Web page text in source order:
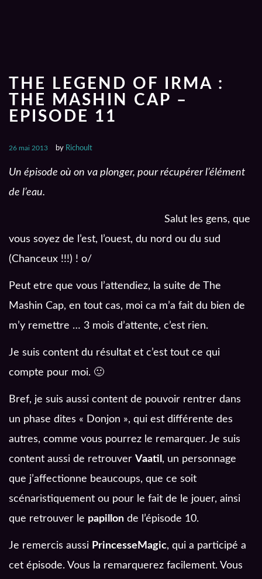
THE LEGEND OF IRMA :
THE MASHIN CAP –
EPISODE 11
26 mai 2013 by Richoult
Un épisode où on va plonger, pour récupérer l’élément
de l’eau.
Salut les gens, que
vous soyez de l’est, l’ouest, du nord ou du sud
(Chanceux !!!) ! o/
Peut etre que vous l’attendiez, la suite de The
Mashin Cap, en tout cas, moi ca m’a fait du bien de
m’y remettre … 3 mois d’attente, c’est rien.
Je suis content du résultat et c’est tout ce qui
compte pour moi. 🙂
Bref, je suis aussi content de pouvoir rentrer dans
un phase dites « Donjon », qui est différente des
autres, comme vous pourrez le remarquer. Je suis
content aussi de retrouver Vaatil , un personnage
que j’affectionne beaucoups, que ce soit
scénaristiquement ou pour le fait de le jouer, ainsi
que retrouver le papillon de l’épisode 10.
Je remercis aussi PrincesseMagic, qui a participé a
cet épisode. Vous la remarquerez facilement. Vous